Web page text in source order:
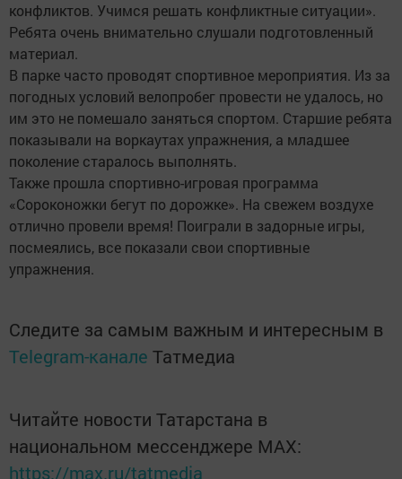
конфликтов. Учимся решать конфликтные ситуации».
Ребята очень внимательно слушали подготовленный
материал.
В парке часто проводят спортивное мероприятия. Из за
погодных условий велопробег провести не удалось, но
им это не помешало заняться спортом. Старшие ребята
показывали на воркаутах упражнения, а младшее
поколение старалось выполнять.
Также прошла спортивно-игровая программа
«Сороконожки бегут по дорожке». На свежем воздухе
отлично провели время! Поиграли в задорные игры,
посмеялись, все показали свои спортивные
упражнения.
Следите за самым важным и интересным в
Telegram-канале Татмедиа
Читайте новости Татарстана в
национальном мессенджере MАХ:
https://max.ru/tatmedia